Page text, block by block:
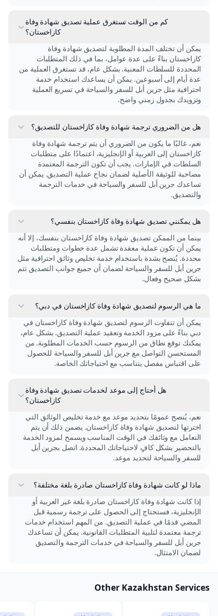
كم من الوقت تستغرق عملية تصديق شهادة وفاة
كازاخستان؟
يمكن أن تختلف المدة المطلوبة لتصديق شهادة وفاة
كازاخستان بناءً على عدة عوامل، بما في ذلك المتطلبات
المحددة للسلطات المعنية. بشكل عام، قد تستغرق العملية من
عدة أيام إلى أسبوعين. يمكن أن يساعدك استخدام خدمة
احترافية مثل جرين أبل للسفر والسياحة في تسريع العملية
وتزويدك بجدول زمني واضح.
هل من الضروري ترجمة شهادة وفاة كازاخستان للتصديق؟
نعم، غالبًا ما يكون من الضروري أن يتم ترجمة شهادة وفاة
كازاخستان إلى العربية أو الإنجليزية، اعتمادًا على متطلبات
السلطات في الإمارات. يجب أن تكون الترجمة المعتمدة
مصاحبة للوثيقة الأصلية لضمان نجاح عملية التصديق. يمكن أن
تساعدك جرين أبل للسفر والسياحة في خدمات الترجمة
والتصديق.
هل يمكنني تصديق شهادة وفاة كازاخستان بنفسي؟
بينما من الممكن تصديق شهادة وفاة كازاخستان بنفسك، إلا أنه
يمكن أن تكون عملية معقدة تشمل عدة خطوات ومتطلبات
محددة. يُنصح بشدة باستخدام خدمة تخليص وثائق احترافية مثل
جرين أبل للسفر والسياحة لضمان أن جميع جوانب التصديق تتم
بشكل صحيح وفعال.
ما هي الرسوم لتصديق شهادة وفاة كازاخستان في دبي؟
يمكن أن تتفاوت الرسوم لتصديق شهادة وفاة كازاخستان في
دبي بناءً على مزود الخدمة وتعقيد عملية التصديق. بشكل عام،
يمكنك توقع نطاق من الرسوم حسب الخدمات المطلوبة. من
المستحسن التواصل مع جرين أبل للسفر والسياحة للحصول
على اقتباس مفصل يتناسب مع احتياجاتك الخاصة.
هل أحتاج إلى موعد لخدمات تصديق شهادة وفاة
كازاخستان؟
نعم، يُنصح عمومًا بتحديد موعد مع خدمة تخليص الوثائق التي
اخترتها لتصديق شهادة وفاة كازاخستان. يضمن ذلك أن يتم
التعامل مع وثائقك في الوقت المناسب ويسمح لمزود الخدمة
بالتحضير بشكل كافٍ لاحتياجاتك المحددة. اتصل بجرين أبل
للسفر والسياحة لتحديد موعد.
ماذا لو كانت شهادة وفاة كازاخستان صادرة بلغة مختلفة؟
إذا كانت شهادة وفاة كازاخستان صادرة بلغة غير العربية أو
الإنجليزية، فستحتاج إلى الحصول على ترجمة رسمية قبل
المضي قدمًا في عملية التصديق. من المهم استخدام خدمات
ترجمة معتمدة لتلبية المتطلبات القانونية. يمكن أن تساعدك
جرين أبل للسفر والسياحة في خدمات الترجمة والتصديق
لضمان الامتثال.
Other Kazakhstan Services